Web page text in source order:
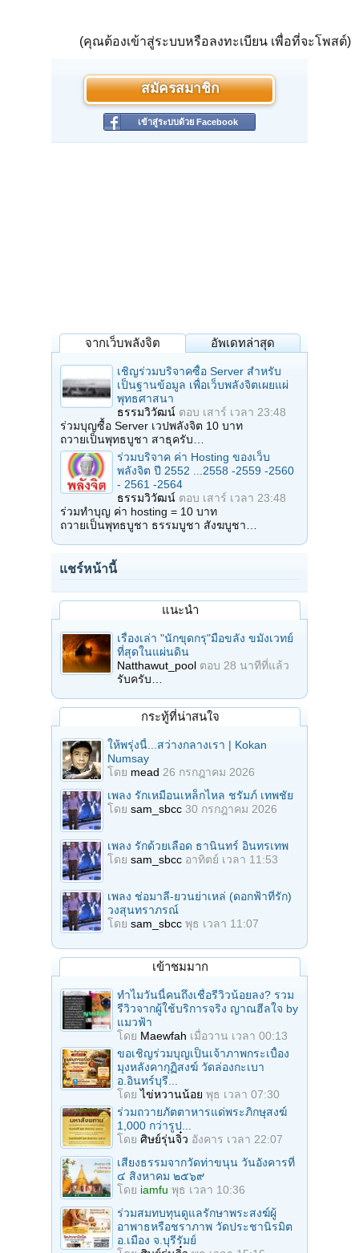
(คุณต้องเข้าสู่ระบบหรือลงทะเบียน เพื่อที่จะโพสต์)
สมัครสมาชิก
เข้าสู่ระบบด้วย Facebook
จากเว็บพลังจิต อัพเดทล่าสุด
เชิญร่วมบริจาคซื้อ Server สำหรับ
เป็นฐานข้อมูล เพื่อเว็บพลังจิตเผยแผ่
พุทธศาสนา
ธรรมวิวัฒน์ ตอบ เสาร์ เวลา 23:48
ร่วมบุญซื้อ Server เวปพลังจิต 10 บาท
ถวายเป็นพุทธบูชา สาธุครับ…
ร่วมบริจาค ค่า Hosting ของเว็บ
พลังจิต ปี 2552 ...2558 -2559 -2560
- 2561 -2564
ธรรมวิวัฒน์ ตอบ เสาร์ เวลา 23:48
ร่วมทำบุญ ค่า hosting = 10 บาท
ถวายเป็นพุทธบูชา ธรรมบูชา สังฆบูชา…
แชร์หน้านี้
แนะนำ
เรื่องเล่า "นักขุดกรุ"มือขลัง ขมังเวทย์
ที่สุดในแผ่นดิน
Natthawut_pool ตอบ 28 นาทีที่แล้ว
รับครับ…
กระทู้ที่น่าสนใจ
ให้พรุ่งนี้...สว่างกลางเรา | Kokan
Numsay
โดย mead 26 กรกฎาคม 2026
เพลง รักเหมือนเหล็กไหล ชรัมภ์ เทพชัย
โดย sam_sbcc 30 กรกฎาคม 2026
เพลง รักด้วยเลือด ธานินทร์ อินทรเทพ
โดย sam_sbcc อาทิตย์ เวลา 11:53
เพลง ช่อมาลี-ยวนย่าเหล่ (ดอกฟ้าที่รัก)
วงสุนทราภรณ์
โดย sam_sbcc พุธ เวลา 11:07
เข้าชมมาก
ทำไมวันนี้คนถึงเชื่อรีวิวน้อยลง? รวม
รีวิวจากผู้ใช้บริการจริง ญาณฮีลใจ by
แมวฟ้า
โดย Maewfah เมื่อวาน เวลา 00:13
ขอเชิญร่วมบุญเป็นเจ้าภาพกระเบื้อง
มุงหลังคากุฏิสงฆ์ วัดล่องกะเบา
อ.อินทร์บุรี...
โดยไข่หวานน้อย พุธ เวลา 07:30
ร่วมถวายภัตตาหารแด่พระภิกษุสงฆ์
1,000 กว่ารูป...
โดย ศิษย์รุ่นจิ๋ว อังคาร เวลา 22:07
เสียงธรรมจากวัดท่าขนุน วันอังคารที่
๔ สิงหาคม ๒๕๖๙
โดย iamfu พุธ เวลา 10:36
ร่วมสมทบทุนดูแลรักษาพระสงฆ์ผู้
อาพาธหรือชราภาพ วัดประชานิรมิต
อ.เมือง จ.บุรีรัมย์